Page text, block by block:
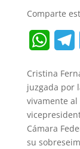
Comparte
W
a
t
s
A
l
e
g
r
Cristina
juzgada por
vivamente
Cámara
su